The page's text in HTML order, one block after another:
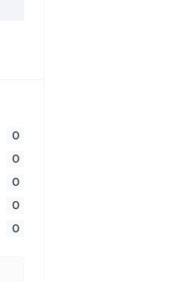
0
0
0
0
0